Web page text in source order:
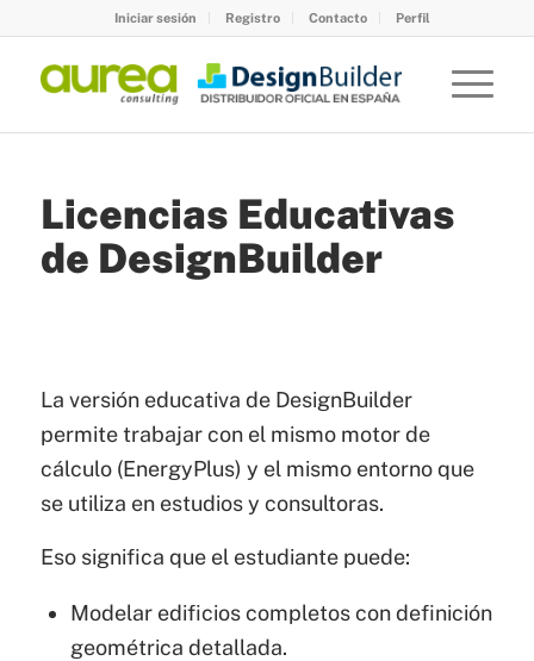
Iniciar sesión Registro Contacto Perfil
Licencias Educativas
de DesignBuilder
La versión educativa de DesignBuilder
permite trabajar con el mismo motor de
cálculo (EnergyPlus) y el mismo entorno que
se utiliza en estudios y consultoras.
Eso significa que el estudiante puede:
Modelar edificios completos con definición
geométrica detallada.